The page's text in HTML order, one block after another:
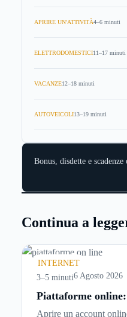
APRIRE UN'ATTIVITÀ4–6 minuti
ELETTRODOMESTICI11–17 minuti
VACANZE12–18 minuti
AUTOVEICOLI13–19 minuti
Bonus, disdette e
Continua a
INTERNET
3–5 minuti6 Agosto 2026
Piattaforme
prima di iscriversi
Aprire un account